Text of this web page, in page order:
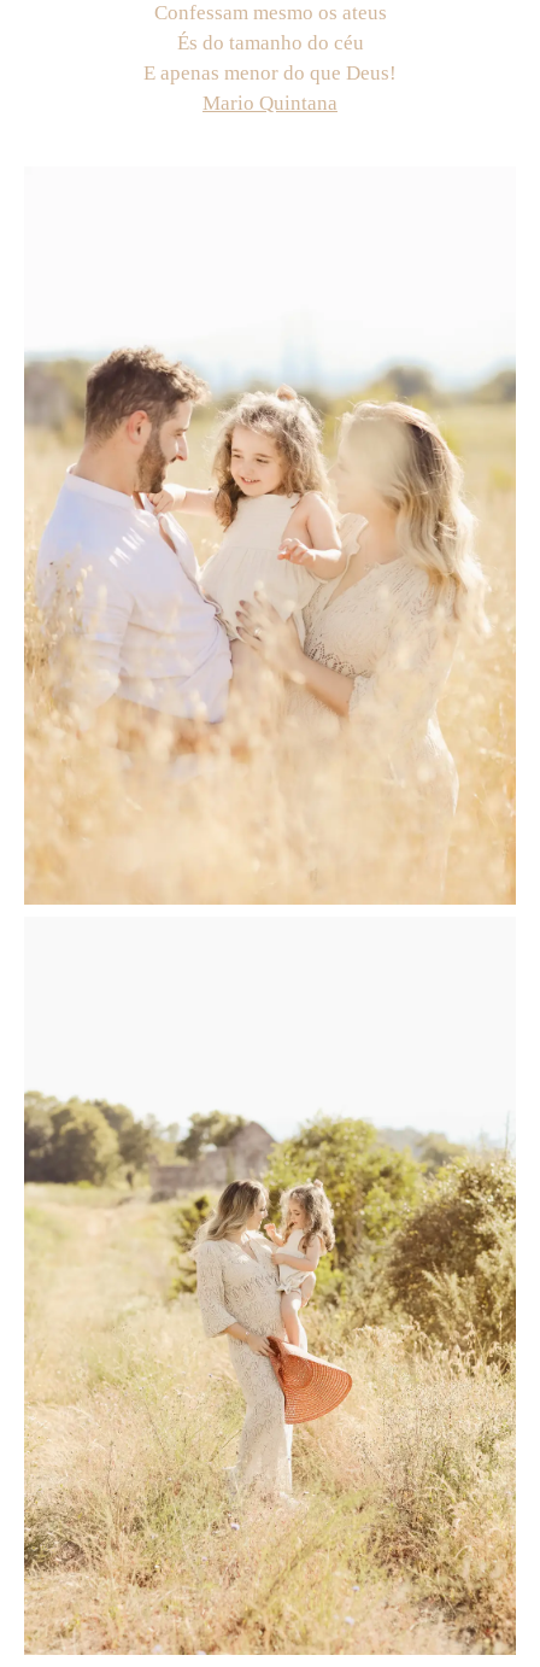
Confessam mesmo os ateus
És do tamanho do céu
E apenas menor do que Deus!
Mario Quintana